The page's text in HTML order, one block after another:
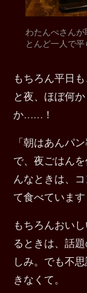
わたんぺさん
とんど一人で平
もちろん平日
と夜、ほぼ何
か……！
「朝はあんパ
で、夜ごはん
んなときは、
て食べています
もちろんおい
るときは、話
しみ。でも不
きなくて。